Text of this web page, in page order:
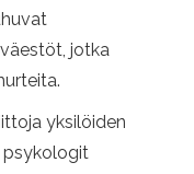
jotka
yksilöiden
psykologit